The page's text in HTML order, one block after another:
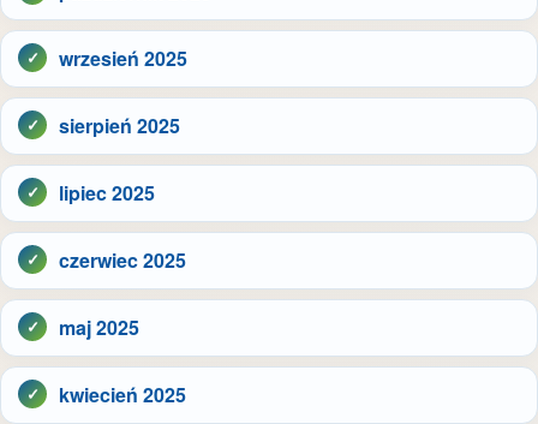
wrzesień 2025
sierpień 2025
lipiec 2025
czerwiec 2025
maj 2025
kwiecień 2025